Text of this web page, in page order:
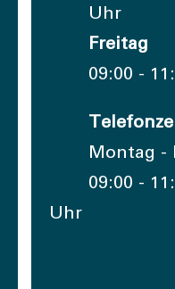
Uhr
Freitag
09:00 -
Montag -
09:00 -
Uhr